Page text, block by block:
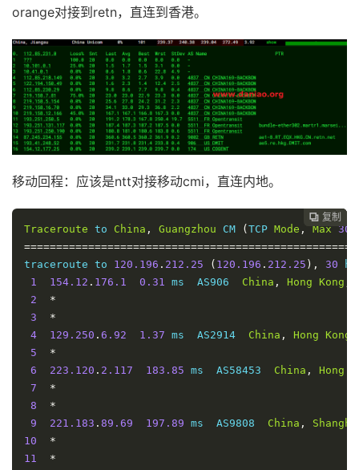
20
*
21
*
22
*
23
*
24
*
25
*
26
*
27
*
29
*
29
*
30
*
Traceroute to China, Shanghai CU (TCP Mode
traceroute to 58.247 .8.158 ( 58.247 8.158), 30 hops
1
154.12 . 176.1 0.32 ms  AS906 China, Hong
3
87.245.232.179 1.21 ms  AS9002  RETN
States ,
6
4.53 .209.78 311.05 ms  AS3356 United States ,
7
219.158.97.177 350.12 ms  AS4837 China,
8
219.158 .6.205 349.70 ms  AS4837 China,
9
*
10
*
11
112.64
12
58.247. 8.153 373.13 ms  AS17621 China,
13
*
14
*
15
*
16
*
17
*
18
*
19
*
orange对接到retn，直连到香港。
移动回程：应该是ntt对接移动cmi，直连内地。
 复制
 复制
 复制
Traceroute to China , Guangzhou CM (TCP Mode , Max 30
traceroute to 120.196 . 212.25 ( 120.196 . 212.25 ), 30
1
154.12 . 176.1 0.31 ms  AS906 China , Hong Kong
2
*
3
*
4
129.250 . 6.92 1.37 ms  AS2914 China , Hong Kong
5
*
6
223.120 . 2.117 183.85 ms  AS58453 China , Hong
7
*
8
*
9
221.183 . 89.69 197.89 ms  AS9808 China ,
10
*
11
*